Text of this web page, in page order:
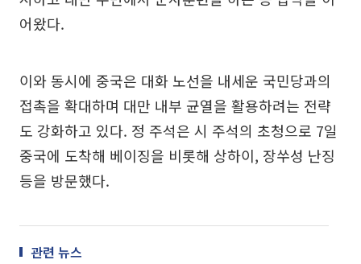
어왔다.
이와 동시에 중국은 대화 노선을 내세운 국민당과의
접촉을 확대하며 대만 내부 균열을 활용하려는 전략
도 강화하고 있다. 정 주석은 시 주석의 초청으로 7일
중국에 도착해 베이징을 비롯해 상하이, 장쑤성 난징
등을 방문했다.
관련 뉴스